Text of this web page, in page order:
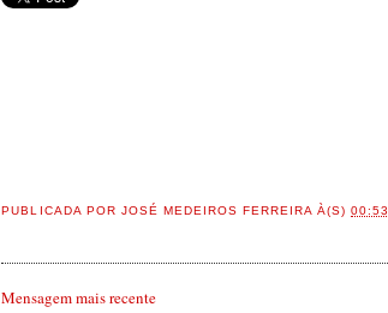
PUBLICADA POR JOSÉ MEDEIROS FERREIRA À(S)00:53
Mensagem mais recente